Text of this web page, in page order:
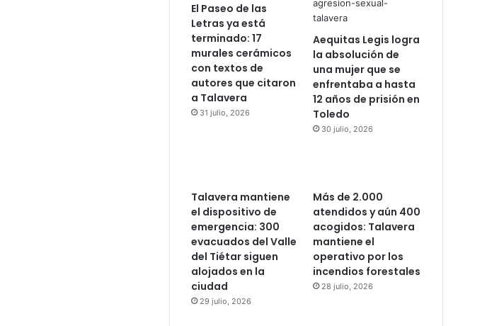
El Paseo de las
Letras ya está
terminado: 17
murales cerámicos
con textos de
autores que citaron
a Talavera
31 julio, 2026
Aequitas Legis logra
la absolución de
una mujer que se
enfrentaba a hasta
12 años de prisión en
Toledo
30 julio, 2026
Talavera mantiene
el dispositivo de
emergencia: 300
evacuados del Valle
del Tiétar siguen
alojados en la
ciudad
29 julio, 2026
Más de 2.000
atendidos y aún 400
acogidos: Talavera
mantiene el
operativo por los
incendios forestales
28 julio, 2026